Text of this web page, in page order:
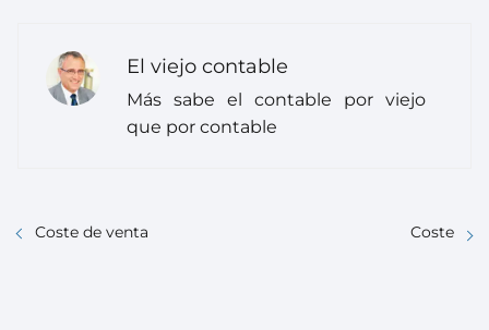
El viejo contable
Más sabe el contable por viejo
que por contable
Coste de venta Coste